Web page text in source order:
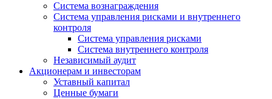
Система вознаграждения
Система управления рисками и внутреннего
контроля
Система управления рисками
Система внутреннего контроля
Независимый аудит
Акционерам и инвесторам
Уставный капитал
Ценные бумаги